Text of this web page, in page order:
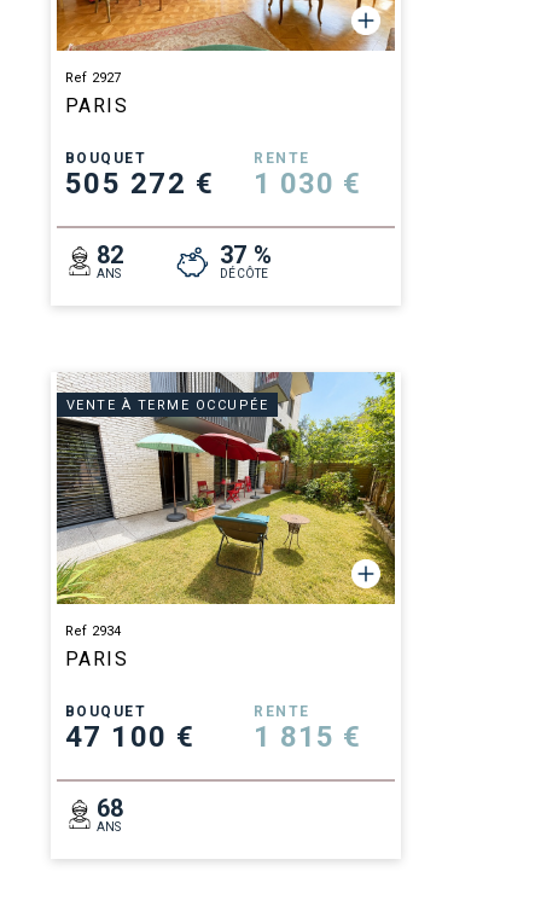
Ref 2927
PARIS
BOUQUET
505 272 €
RENTE
1 030 €
82
ANS
37 %
DÉCÔTE
VENTE À TERME OCCUPÉE
Ref 2934
PARIS
BOUQUET
47 100 €
RENTE
1 815 €
68
ANS